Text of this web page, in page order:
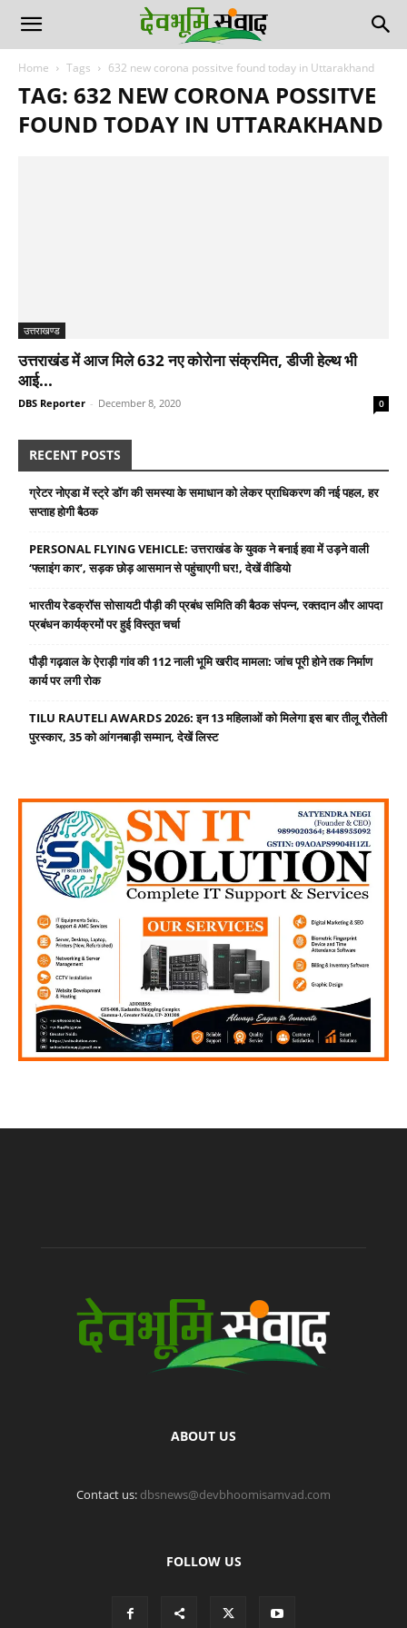
Home Tags 632 new corona possitve found today in Uttarakhand
TAG: 632 NEW CORONA POSSITVE
FOUND TODAY IN UTTARAKHAND
उत्तराखण्ड
उत्तराखंड में आज मिले 632 नए कोरोना संक्रमित, डीजी हेल्थ भी
आई...
DBS Reporter - December 8, 2020 0
RECENT POSTS
ग्रेटर नोएडा में स्ट्रे डॉग की समस्या के समाधान को लेकर प्राधिकरण की नई पहल, हर
सप्ताह होगी बैठक
PERSONAL FLYING VEHICLE: उत्तराखंड के युवक ने बनाई हवा में उड़ने वाली
‘फ्लाइंग कार’, सड़क छोड़ आसमान से पहुंचाएगी घर!, देखें वीडियो
भारतीय रेडक्रॉस सोसायटी पौड़ी की प्रबंध समिति की बैठक संपन्न, रक्तदान और आपदा
प्रबंधन कार्यक्रमों पर हुई विस्तृत चर्चा
पौड़ी गढ़वाल के ऐराड़ी गांव की 112 नाली भूमि खरीद मामला: जांच पूरी होने तक निर्माण
कार्य पर लगी रोक
TILU RAUTELI AWARDS 2026: इन 13 महिलाओं को मिलेगा इस बार तीलू रौतेली
पुरस्कार, 35 को आंगनबाड़ी सम्मान, देखें लिस्ट
ABOUT US
Contact us: dbsnews@devbhoomisamvad.com
FOLLOW US